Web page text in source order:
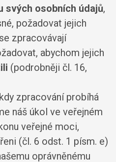
svých osobních údajů,
požadovat jejich
zpracovávají
abychom jejich
(podrobněji čl. 16,
zpracování probíhá
náš úkol ve veřejném
veřejné moci,
(čl. 6 odst. 1 písm. e)
oprávněnému